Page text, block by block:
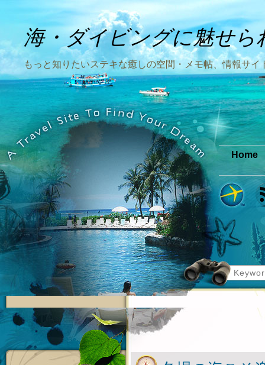
海・ダイビングに魅せら
もっと知りたいステキな癒しの空間・メモ帖、情報サイ
Home